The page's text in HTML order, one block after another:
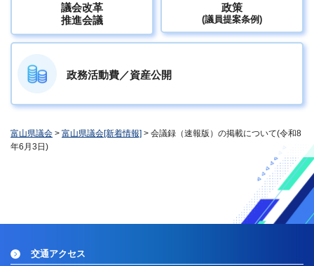
議会改革
推進会議
政策
(議員提案条例)
政務活動費／資産公開
富山県議会 > 富山県議会[新着情報] > 会議録（速報版）の掲載について(令和8
年6月3日)
交通アクセス